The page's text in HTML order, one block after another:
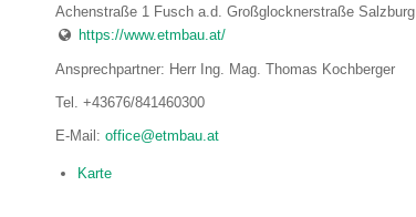
Achenstraße 1 Fusch a.d. Großglocknerstraße Salzburg
https://www.etmbau.at/
Ansprechpartner: Herr Ing. Mag. Thomas Kochberger
Tel. +43676/841460300
E-Mail: office@etmbau.at
Karte